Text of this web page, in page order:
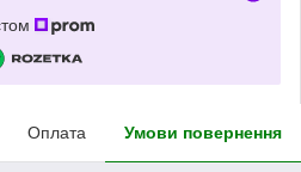
Оплата Умови повернення